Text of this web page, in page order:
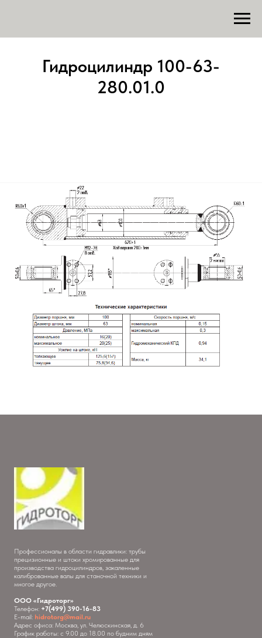
Гидроцилиндр 100-63-
280.01.0
Профессионалы в области гидравлики: трубы
прецизионные и штоки хромированные для
производства гидроцилиндров, закаленные
калиброванные валы для станочной техники и
многое другое.
ООО «Гидроторг»
Телефон: +7(499) 390-16-83
E-mail: hidrotorg@mail.ru
Адрес офиса: Москва, ул. Челюскинская, д. 6
График работы: с 9.00 до 18.00 по будним дням